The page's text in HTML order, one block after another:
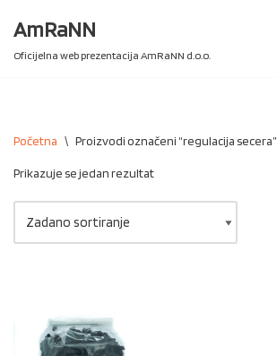
Skip
AmRaNN
Oficijelna web prezentacija AmRaNN d.o.o.
Početna \ Proizvodi označeni “regulacija secera”
Prikazuje se jedan rezultat